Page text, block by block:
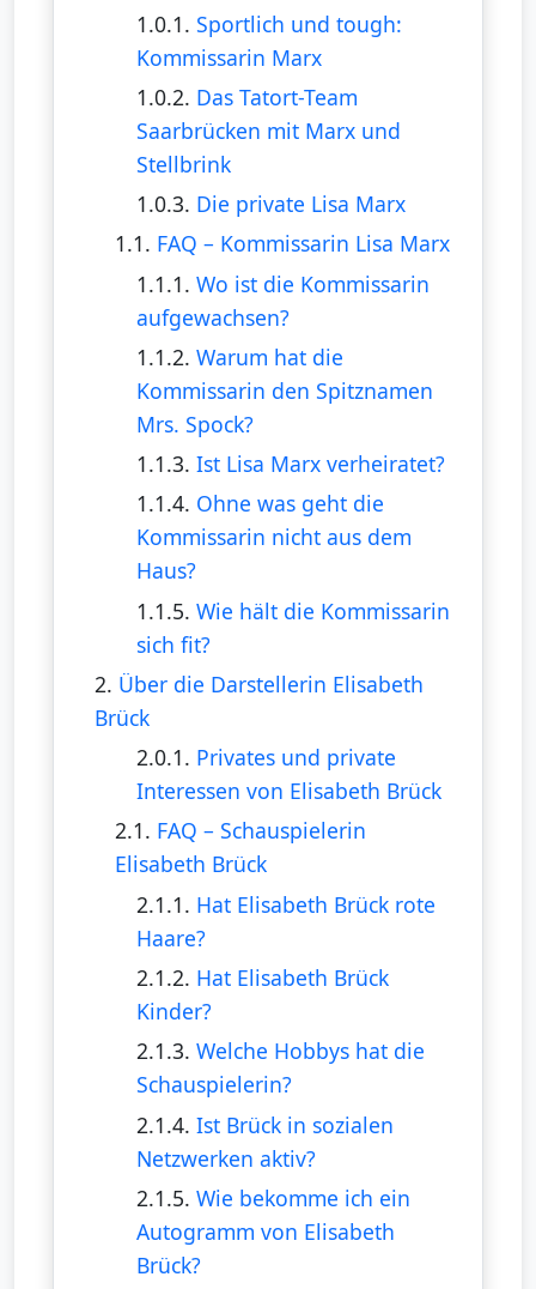
1.0.1. Sportlich und tough:
Kommissarin Marx
1.0.2. Das Tatort-Team
Saarbrücken mit Marx und
Stellbrink
1.0.3. Die private Lisa Marx
1.1. FAQ – Kommissarin Lisa Marx
1.1.1. Wo ist die Kommissarin
aufgewachsen?
1.1.2. Warum hat die
Kommissarin den Spitznamen
Mrs. Spock?
1.1.3. Ist Lisa Marx verheiratet?
1.1.4. Ohne was geht die
Kommissarin nicht aus dem
Haus?
1.1.5. Wie hält die Kommissarin
sich fit?
2. Über die Darstellerin Elisabeth
Brück
2.0.1. Privates und private
Interessen von Elisabeth Brück
2.1. FAQ – Schauspielerin
Elisabeth Brück
2.1.1. Hat Elisabeth Brück rote
Haare?
2.1.2. Hat Elisabeth Brück
Kinder?
2.1.3. Welche Hobbys hat die
Schauspielerin?
2.1.4. Ist Brück in sozialen
Netzwerken aktiv?
2.1.5. Wie bekomme ich ein
Autogramm von Elisabeth
Brück?